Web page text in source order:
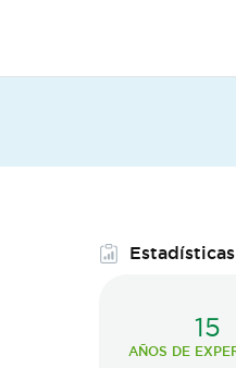
15
AÑOS DE